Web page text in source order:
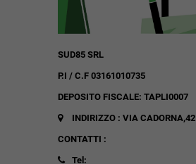
SUD85 SRL
P.I / C.F 03161010735
DEPOSITO FISCALE: TAPLI0007
INDIRIZZO : VIA CADORNA,42
CONTATTI :
Tel: